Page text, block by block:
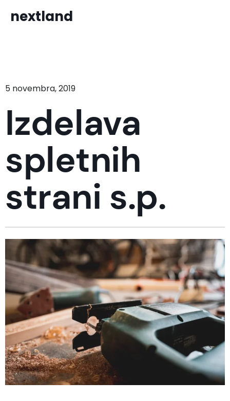
nextland
5 novembra, 2019
Izdelava
spletnih
strani s.p.